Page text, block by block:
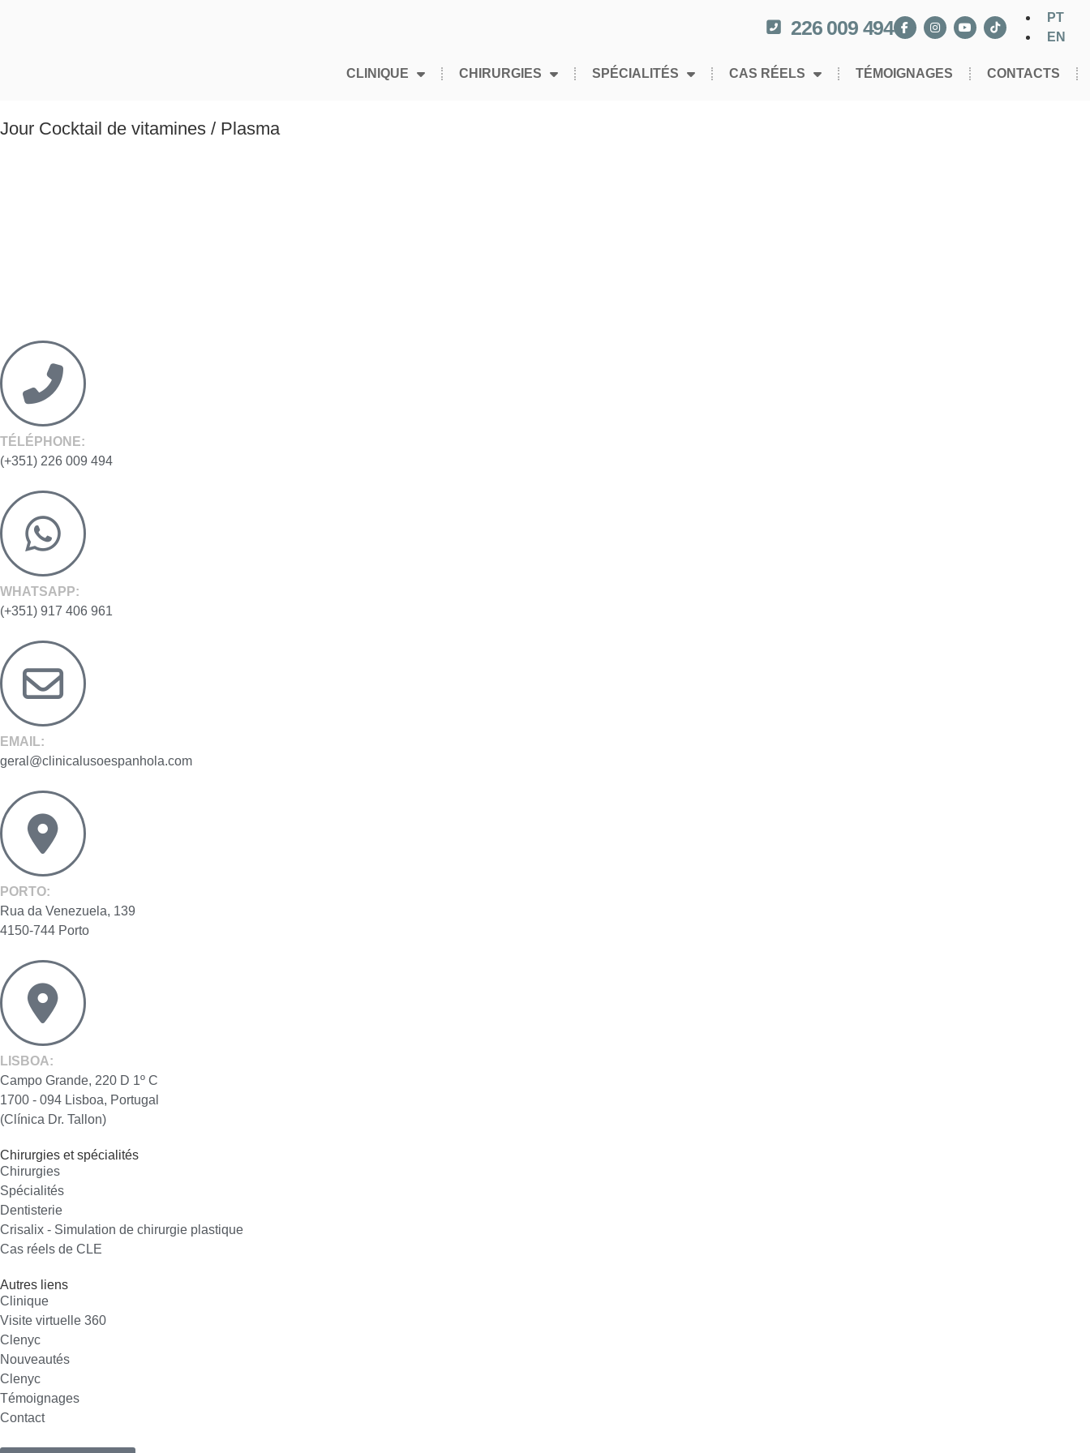
226 009 494
PT
EN
CLINIQUE CHIRURGIES SPÉCIALITÉS CAS RÉELS TÉMOIGNAGES CONTACTS
Jour Cocktail de vitamines / Plasma
TÉLÉPHONE:
(+351) 226 009 494
WHATSAPP:
(+351) 917 406 961
EMAIL:
geral@clinicalusoespanhola.com
PORTO:
Rua da Venezuela, 139
4150-744 Porto
LISBOA:
Campo Grande, 220 D 1º C
1700 - 094 Lisboa, Portugal
(Clínica Dr. Tallon)
Chirurgies et spécialités
Chirurgies
Spécialités
Dentisterie
Crisalix - Simulation de chirurgie plastique
Cas réels de CLE
Autres liens
Clinique
Visite virtuelle 360
Clenyc
Nouveautés
Clenyc
Témoignages
Contact